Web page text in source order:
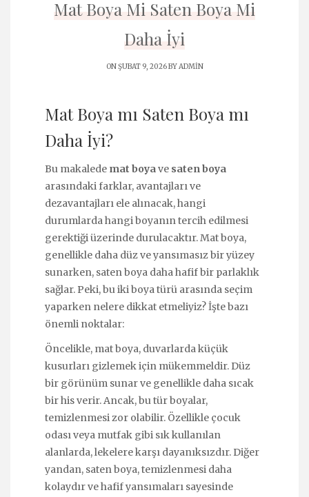
Mat Boya Mi Saten Boya Mi
Daha İyi
ON ŞUBAT 9, 2026 BYADMIN
Mat Boya mı Saten Boya mı
Daha İyi?
Bu makalede mat boyave saten boya
arasındaki farklar, avantajları ve
dezavantajları ele alınacak, hangi
durumlarda hangi boyanın tercih edilmesi
gerektiği üzerinde durulacaktır. Mat boya,
genellikle daha düz ve yansımasız bir yüzey
sunarken, saten boya daha hafif bir parlaklık
sağlar. Peki, bu iki boya türü arasında seçim
yaparken nelere dikkat etmeliyiz? İşte bazı
önemli noktalar:
Öncelikle, mat boya, duvarlarda küçük
kusurları gizlemek için mükemmeldir. Düz
bir görünüm sunar ve genellikle daha sıcak
bir his verir. Ancak, bu tür boyalar,
temizlenmesi zor olabilir. Özellikle çocuk
odası veya mutfak gibi sık kullanılan
alanlarda, lekelere karşı dayanıksızdır. Diğer
yandan, saten boya, temizlenmesi daha
kolaydır ve hafif yansımaları sayesinde